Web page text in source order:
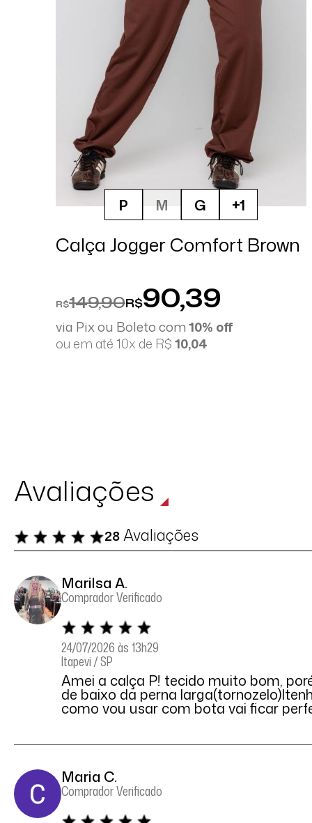
P M G +1
Calça Jogger Comfort Brown
R$149,90R$90,39
via Pix ou Boleto com10% off
ou em até 10x de R$10,04
Avaliações
28Avaliações
Marilsa A.
Comprador Verificado
24/07/2026 às 13h29
Itapevi / SP
Amei a calça P! tecido muito bom,
de baixo da perna
como vou usar com bota vai ficar
Maria C.
Comprador Verificado